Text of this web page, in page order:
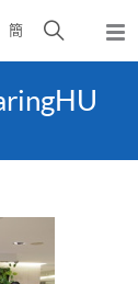
簡
開
尋
面
彈
出